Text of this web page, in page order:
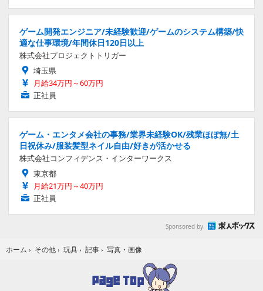
ゲーム開発エンジニア/未経験歓迎/ゲームのシステム構築/快
適な仕事環境/年間休日120日以上
株式会社プロジェクトトリガー
埼玉県
月給34万円～60万円
正社員
ゲーム・エンタメ会社の事務/業界未経験OK/残業ほぼ無/土
日祝休み/服装髪型ネイル自由/好きが活かせる
株式会社コンフィデンス・インターワークス
東京都
月給21万円～40万円
正社員
Sponsored by
ホーム › その他 › 玩具 › 記事 › 写真・画像